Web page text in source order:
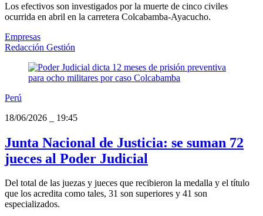
Los efectivos son investigados por la muerte de cinco civiles
ocurrida en abril en la carretera Colcabamba-Ayacucho.
Empresas
Redacción Gestión
Perú
18/06/2026
19:45
Junta Nacional de Justicia: se suman 72
jueces al Poder Judicial
Del total de las juezas y jueces que recibieron la medalla y el título
que los acredita como tales, 31 son superiores y 41 son
especializados.